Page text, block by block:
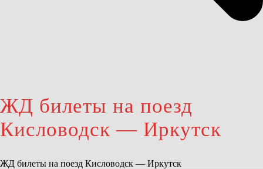
ЖД билеты на поезд
Кисловодск — Иркутск
ЖД билеты на поезд Кисловодск — Иркутск